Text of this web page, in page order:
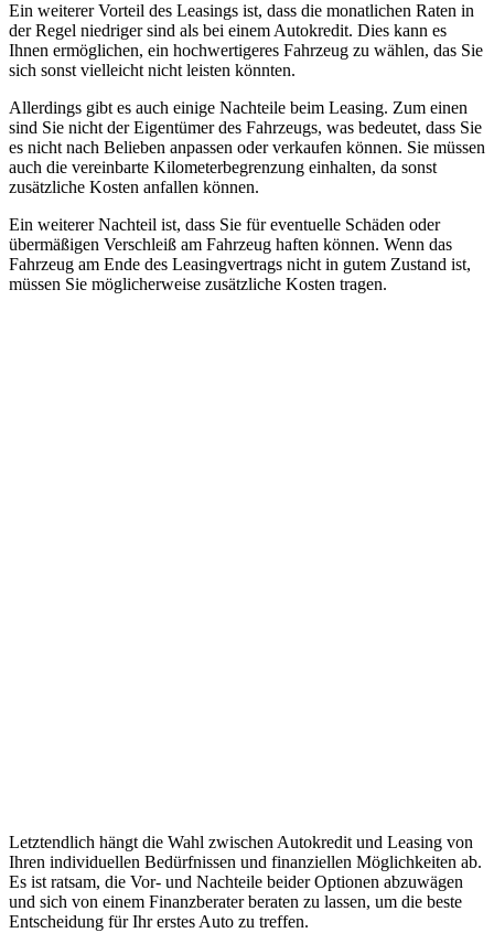
Ein weiterer Vorteil des Leasings ist, dass die monatlichen Raten in
der Regel niedriger sind als bei einem Autokredit. Dies kann es
Ihnen ermöglichen, ein hochwertigeres Fahrzeug zu wählen, das Sie
sich sonst vielleicht nicht leisten könnten.
Allerdings gibt es auch einige Nachteile beim Leasing. Zum einen
sind Sie nicht der Eigentümer des Fahrzeugs, was bedeutet, dass Sie
es nicht nach Belieben anpassen oder verkaufen können. Sie müssen
auch die vereinbarte Kilometerbegrenzung einhalten, da sonst
zusätzliche Kosten anfallen können.
Ein weiterer Nachteil ist, dass Sie für eventuelle Schäden oder
übermäßigen Verschleiß am Fahrzeug haften können. Wenn das
Fahrzeug am Ende des Leasingvertrags nicht in gutem Zustand ist,
müssen Sie möglicherweise zusätzliche Kosten tragen.
Letztendlich hängt die Wahl zwischen Autokredit und Leasing von
Ihren individuellen Bedürfnissen und finanziellen Möglichkeiten ab.
Es ist ratsam, die Vor- und Nachteile beider Optionen abzuwägen
und sich von einem Finanzberater beraten zu lassen, um die beste
Entscheidung für Ihr erstes Auto zu treffen.